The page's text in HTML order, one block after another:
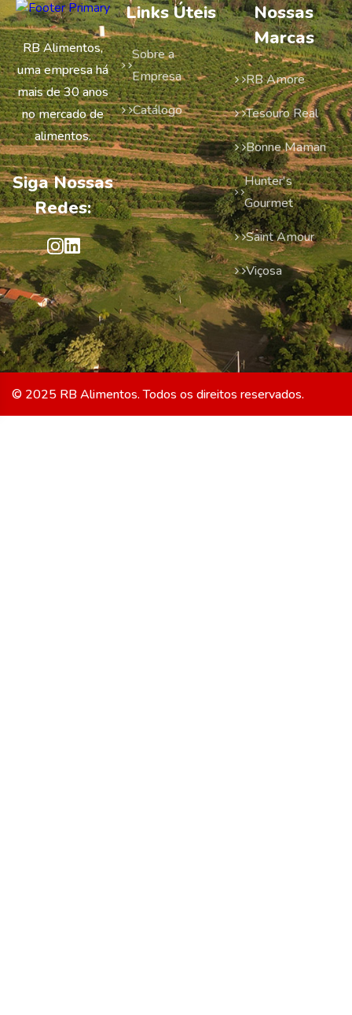
RB Alimentos,
uma empresa há
mais de 30 anos
no mercado de
alimentos.
Siga Nossas
Redes:
Links Úteis
Sobre a
Empresa
Catálogo
Nossas
Marcas
RB Amore
Tesouro Real
Bonne Maman
Hunter's
Gourmet
Saint Amour
Viçosa
© 2025 RB Alimentos. Todos os direitos reservados.